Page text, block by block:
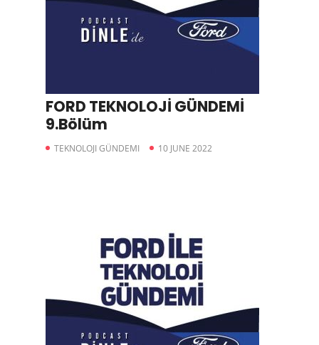
FORD TEKNOLOJİ GÜNDEMİ
9.Bölüm
TEKNOLOJI GÜNDEMI 10 JUNE 2022